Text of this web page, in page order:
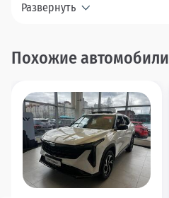
Развернуть
Похожие автомобили